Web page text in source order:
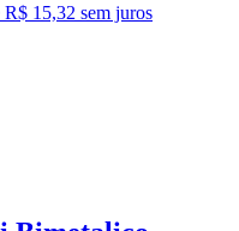
R$ 15,32 sem juros